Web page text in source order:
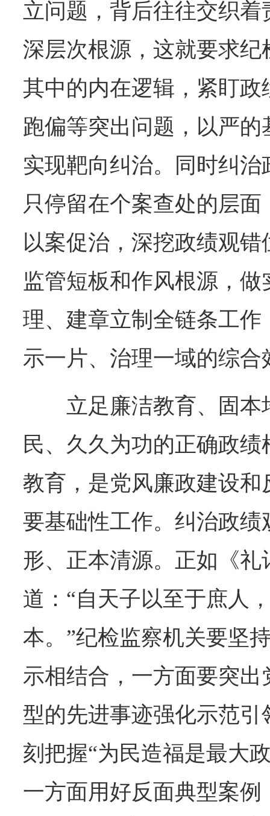
立问题，背后往往交织
深层次根源，这就要求
其中的内在逻辑，紧盯
跑偏等突出问题，以严
实现靶向纠治。同时纠
只停留在个案查处的层
以案促治，深挖政绩观
监管短板和作风根源，
理、建章立制全链条工
示一片、治理一域的综合
立足廉洁教育、固
民、久久为功的正确政
教育，是党风廉政建设
要基础性工作。纠治政
形、正本清源。正如《礼
道：“自天子以至于庶人
本。”纪检监察机关要坚
示相结合，一方面要突
型的先进事迹强化示范
刻把握“为民造福是最大
一方面用好反面典型案例